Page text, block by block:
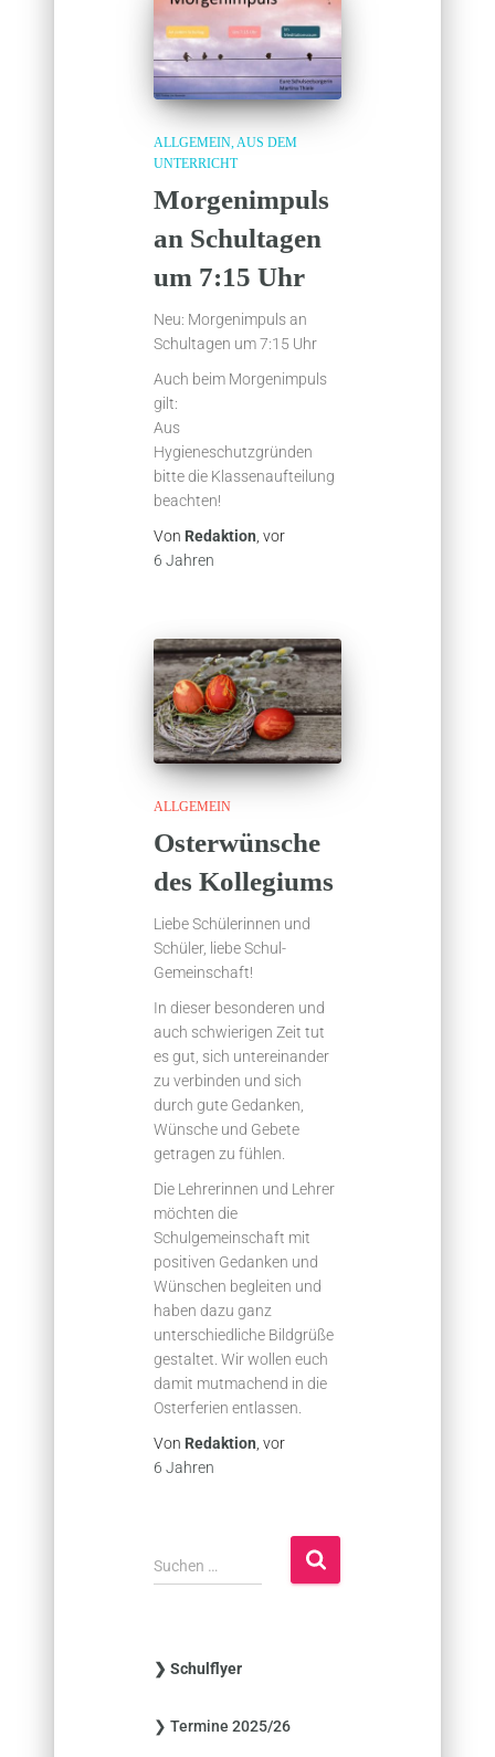
ALLGEMEIN AUS DEM
UNTERRICHT
Morgenimpuls
an Schultagen
um 7:15 Uhr
Neu: Morgenimpuls an
Schultagen um 7:15 Uhr
Auch beim Morgenimpuls
gilt:
Aus
Hygieneschutzgründen
bitte die Klassenaufteilung
beachten!
Von Redaktion , vor
6 Jahren
ALLGEMEIN
Osterwünsche
des Kollegiums
Liebe Schülerinnen und
Schüler, liebe Schul-
Gemeinschaft!
In dieser besonderen und
auch schwierigen Zeit tut
es gut, sich untereinander
zu verbinden und sich
durch gute Gedanken,
Wünsche und Gebete
getragen zu fühlen.
Die Lehrerinnen und Lehrer
möchten die
Schulgemeinschaft mit
positiven Gedanken und
Wünschen begleiten und
haben dazu ganz
unterschiedliche Bildgrüße
gestaltet. Wir wollen euch
damit mutmachend in die
Osterferien entlassen.
Von Redaktion , vor
6 Jahren
S
u
n
a
Suchen …
❯ Schulflyer
❯ Termine 2025/26